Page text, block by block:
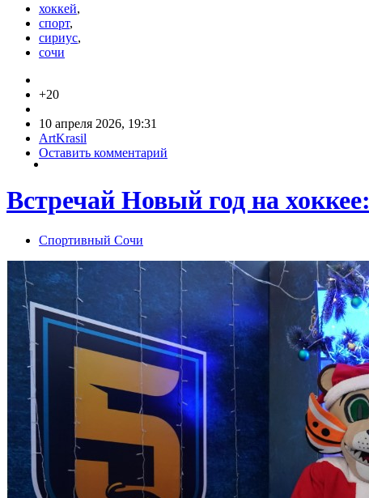
хоккей,
спорт,
сириус,
сочи
+20
10 апреля 2026, 19:31
ArtKrasil
Оставить комментарий
Встречай Новый год на
Спортивный Сочи